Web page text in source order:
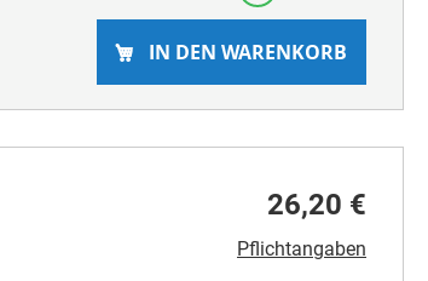
IN DEN WARENKORB
26,20 €
Pflichtangaben